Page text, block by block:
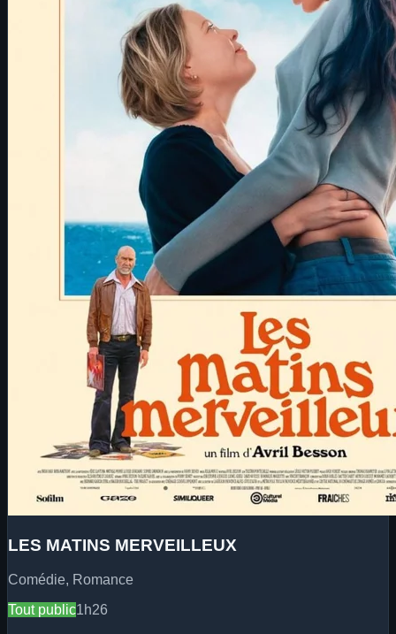
LES MATINS MERVEILLEUX
Comédie, Romance
Tout public1h26